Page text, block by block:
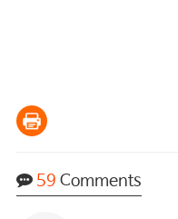
59 Comments